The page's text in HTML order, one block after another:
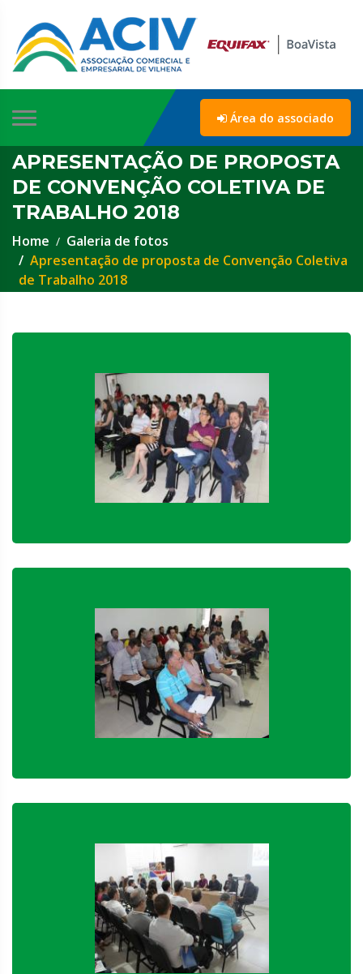
Área do associado
APRESENTAÇÃO DE PROPOSTA
DE CONVENÇÃO COLETIVA DE
TRABALHO 2018
Home
Galeria de fotos
Apresentação de proposta de Convenção Coletiva
de Trabalho 2018